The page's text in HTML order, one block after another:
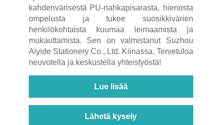
kahdenvärisestä PU-nahkapisarasta, hienosta
ompelusta ja tukee suosikkivärien
henkilökohtaista kuumaa leimaamista ja
mukauttamista. Sen on valmistanut Suzhou
Aiyide Stationery Co., Ltd. Kiinassa. Tervetuloa
neuvotella ja keskustella yhteistyöstä!
Lue lisää
Lähetä kysely